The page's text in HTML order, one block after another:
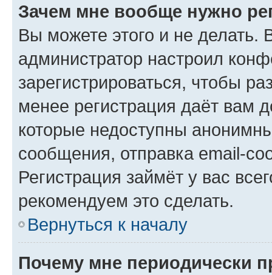
Зачем мне вообще нужно
Вы можете этого и не делать.
администратор настроил
зарегистрироваться, чтобы
менее регистрация даёт вам
которые недоступны
сообщения, отправка email-
Регистрация займёт у вас
рекомендуем это сделать.
Вернуться к началу
Почему мне периодически